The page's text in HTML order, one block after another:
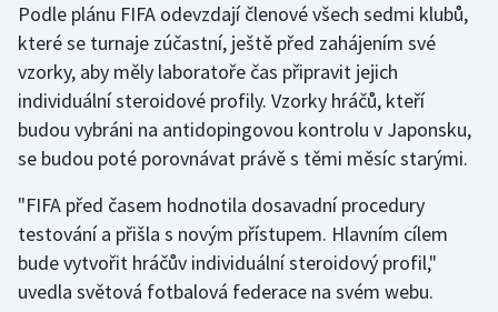
Florbal
Futsal
Golf
Gymnastika
Házená
Jezdectví
Podle plánu FIFA odevzdají členové všech sedmi klubů,
které se turnaje zúčastní, ještě před zahájením své
vzorky, aby měly laboratoře čas připravit jejich
individuální steroidové profily. Vzorky hráčů, kteří
budou vybráni na antidopingovou kontrolu v Japonsku,
se budou poté porovnávat právě s těmi měsíc starými.
"FIFA před časem hodnotila dosavadní procedury
testování a přišla s novým přístupem. Hlavním cílem
bude vytvořit hráčův individuální steroidový profil,"
uvedla světová fotbalová federace na svém webu.